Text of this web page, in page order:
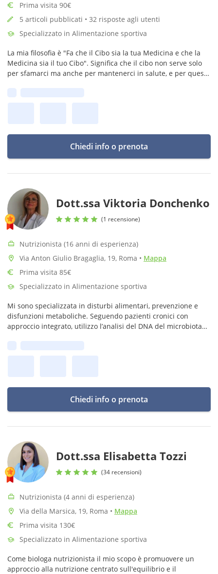
Prima visita 90€
5 articoli pubblicati • 32 risposte agli utenti
Specializzato in Alimentazione sportiva
La mia filosofia è "Fa che il Cibo sia la tua Medicina e che la
Medicina sia il tuo Cibo". Significa che il cibo non serve solo
per sfamarci ma anche per mantenerci in salute, e per questo
Chiedi info o prenota
Dott.ssa Viktoria Donchenko
(1 recensione)
Nutrizionista (16 anni di esperienza)
Via Anton Giulio Bragaglia, 19, Roma • Mappa
Prima visita 85€
Specializzato in Alimentazione sportiva
Mi sono specializzata in disturbi alimentari, prevenzione e
disfunzioni metaboliche. Seguendo pazienti cronici con
approccio integrato, utilizzo l’analisi del DNA del microbiota
Chiedi info o prenota
Dott.ssa Elisabetta Tozzi
(34 recensioni)
Nutrizionista (4 anni di esperienza)
Via della Marsica, 19, Roma • Mappa
Prima visita 130€
Specializzato in Alimentazione sportiva
Come biologa nutrizionista il mio scopo è promuovere un
approccio alla nutrizione centrato sull'equilibrio e il